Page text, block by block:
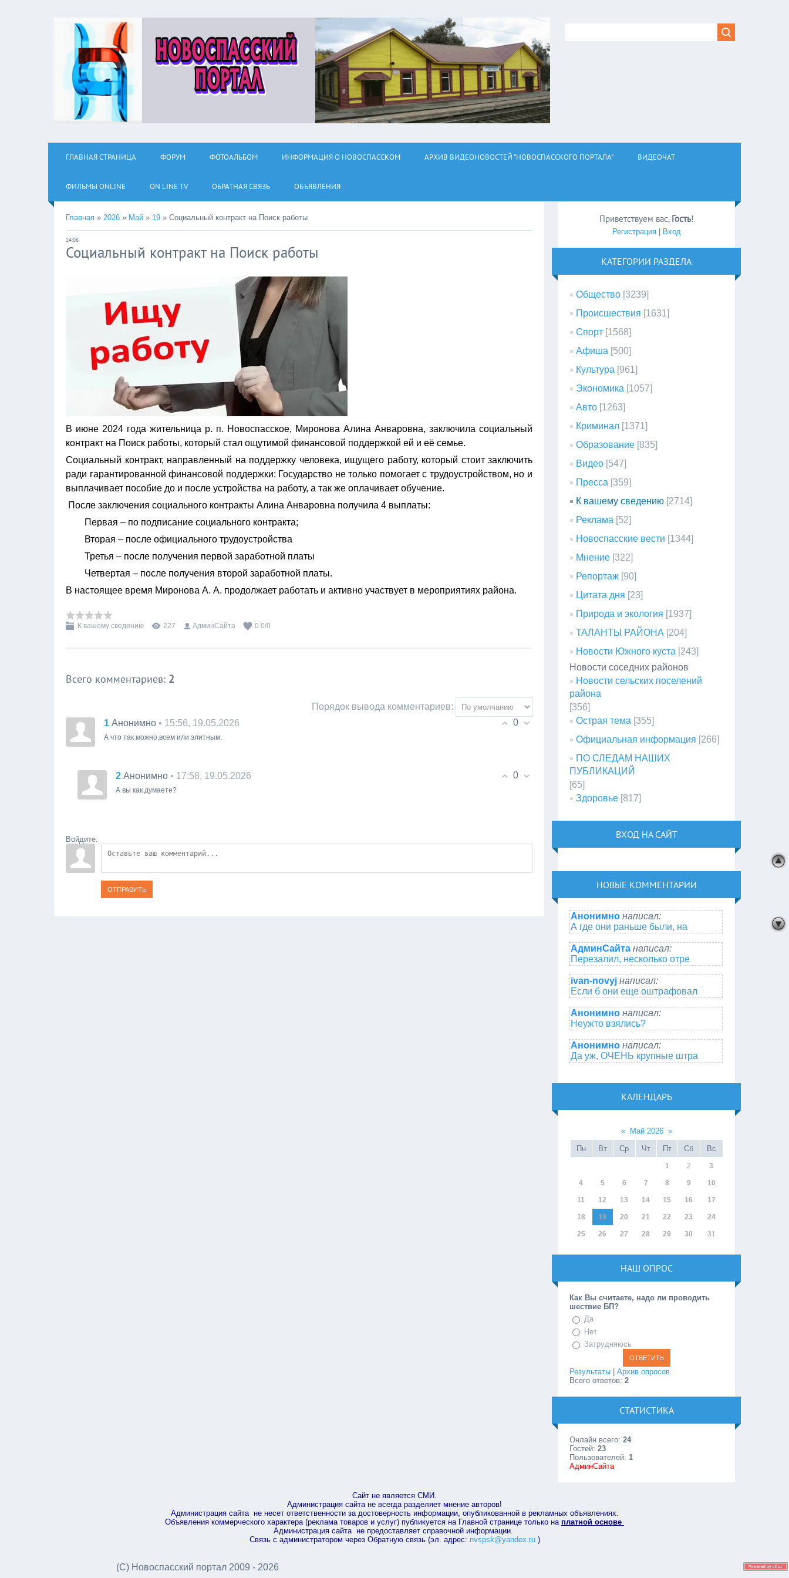
ГЛАВНАЯ СТРАНИЦА ФОРУМ ФОТОАЛЬБОМ ИНФОРМАЦИЯ О НОВОСПАССКОМ АРХИВ ВИДЕОНОВОСТЕЙ "НОВОСПАССКОГО ПОРТАЛА" ВИДЕОЧАТ
ФИЛЬМЫ ОNLINE ON LINE TV ОБРАТНАЯ СВЯЗЬ ОБЪЯВЛЕНИЯ
Главная » 2026 » Май » 19 » Социальный контракт на Поиск работы
14:06
Социальный контракт на Поиск работы
В июне 2024 года жительница р. п. Новоспасское, Миронова Алина Анваровна, заключила социальный
контракт на Поиск работы, который стал ощутимой финансовой поддержкой ей и её семье.
Социальный контракт, направленный на поддержку человека, ищущего работу, который стоит заключить
ради гарантированной финансовой поддержки: Государство не только помогает с трудоустройством, но и
выплачивает пособие до и после устройства на работу, а так же оплачивает обучение.
После заключения социального контракты Алина Анваровна получила 4 выплаты:
Первая – по подписание социального контракта;
Вторая – после официального трудоустройства
Третья – после получения первой заработной платы
Четвертая – после получения второй заработной платы.
В настоящее время Миронова А. А. продолжает работать и активно участвует в мероприятиях района.
К вашему сведению 227 АдминСайта 0.0/0
Всего комментариев: 2
Порядок вывода комментариев:
0
1 Анонимно • 15:56, 19.05.2026
А что так можно,всем или элитным.
0
2 Анонимно • 17:58, 19.05.2026
А вы как думаете?
Войдите:
ОТПРАВИТЬ
Приветствуем вас, Гость!
Регистрация| Вход
КАТЕГОРИИ РАЗДЕЛА
Общество [3239]
Происшествия [1631]
Спорт [1568]
Афиша [500]
Культура [961]
Экономика [1057]
Авто [1263]
Криминал [1371]
Образование [835]
Видео [547]
Пресса [359]
К вашему сведению [2714]
Реклама [52]
Новоспасские вести [1344]
Мнение [322]
Репортаж [90]
Цитата дня [23]
Природа и экология [1937]
ТАЛАНТЫ РАЙОНА [204]
Новости Южного куста [243]
Новости соседних районов
Новости сельских поселений
района
[356]
Острая тема [355]
Официальная информация [266]
ПО СЛЕДАМ НАШИХ
ПУБЛИКАЦИЙ
[65]
Здоровье [817]
ВХОД НА САЙТ
НОВЫЕ КОММЕНТАРИИ
Анонимно написал:
А где они раньше были, на
АдминСайта написал:
Перезалил, несколько отре
ivan-novyj написал:
Если б они еще оштрафовал
Анонимно написал:
Неужто взялись?
Анонимно написал:
Да уж, ОЧЕНЬ крупные штра
КАЛЕНДАРЬ
« Май 2026 »
Пн
Вт Ср Чт Пт Сб Вс
1 2 3
4 5 6 7 8 9 10
11 12 13 14 15 16 17
18 19 20 21 22 23 24
25 26 27 28 29 30 31
НАШ ОПРОС
Как Вы считаете, надо ли проводить
шествие БП?
Да
Нет
Затрудняюсь
Результаты |Архив опросов
Всего ответов:2
СТАТИСТИКА
Онлайн всего:24
Гостей:23
Пользователей: 1
АдминСайта
Сайт не является СМИ.
Администрация сайта не всегда разделяет мнение авторов!
Администрация сайта не несет ответственности за достоверность информации, опубликованной в рекламных объявлениях.
Объявления коммерческого характера (реклама товаров и услуг) публикуется на Главной странице только на платной основе
Администрация сайта не предоставляет справочной информации.
Связь с администратором через Обратную связь (эл. адрес: nvspsk@yandex.ru)
(С) Новоспасский портал 2009 - 2026